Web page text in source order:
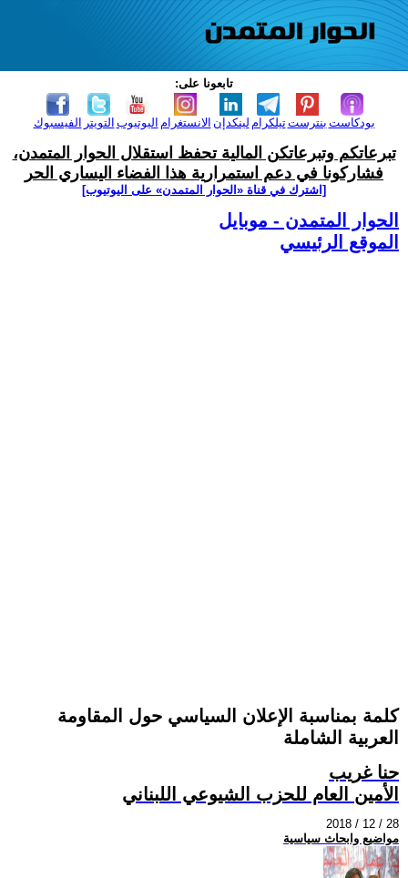
تابعونا على:
الفيسبوك التويتر اليوتيوب الانستغرام لينكدإن تيلكرامبنترست بودكاست
تبرعاتكم وتبرعاتكن المالية تحفظ استقلال الحوار المتمدن،
فشاركونا في دعم استمرارية هذا الفضاء اليساري الحر
[اشترك في قناة ‫«الحوار المتمدن» على اليوتيوب]
الحوار المتمدن - موبايل
الموقع الرئيسي
كلمة بمناسبة الإعلان السياسي حول المقاومة
العربية الشاملة
حنا غريب
الأمين العام للحزب الشيوعي اللبناني
2018 / 12 / 28
مواضيع وابحاث سياسية